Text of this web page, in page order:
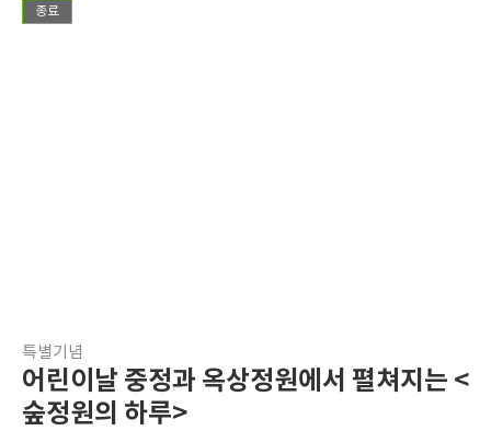
종료
특별기념
어린이날 중정과 옥상정원에서 펼쳐지는 <
숲정원의 하루>